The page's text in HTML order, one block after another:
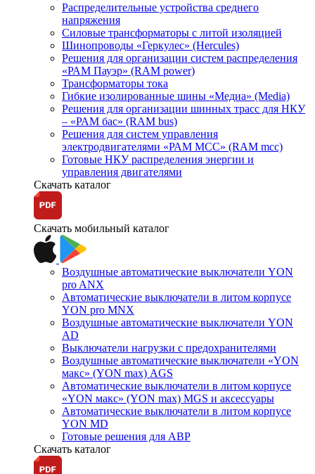
Распределительные устройства среднего
напряжения
Силовые трансформаторы с литой изоляцией
Шинопроводы «Геркулес» (Hercules)
Решения для организации систем распределения
«РАМ Пауэр» (RAM power)
Трансформаторы тока
Гибкие изолированные шины «Медиа» (Media)
Решения для организации шинных трасс для НКУ
– «РАМ бас» (RAM bus)
Решения для систем управления
электродвигателями «РАМ МСС» (RAM mcc)
Готовые НКУ распределения энергии и
управления двигателями
Скачать каталог
Скачать мобильный каталог
Воздушные автоматические выключатели YON
pro ANX
Автоматические выключатели в литом корпусе
YON pro MNX
Воздушные автоматические выключатели YON
AD
Выключатели нагрузки с предохранителями
Воздушные автоматические выключатели «YON
макс» (YON max) AGS
Автоматические выключатели в литом корпусе
«YON макс» (YON max) MGS и аксессуары
Автоматические выключатели в литом корпусе
YON MD
Готовые решения для АВР
Скачать каталог